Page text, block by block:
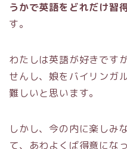
うかで英語をどれだけ習
す。
わたしは英語が好きです
せんし、娘をバイリンガ
難しいと思います。
しかし、今の内に楽しみ
て、あわよくば得意にな